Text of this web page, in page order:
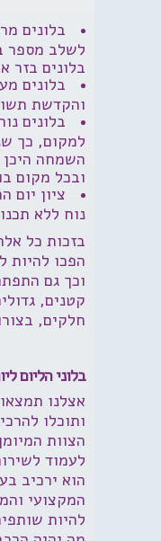
בלונים
לשלב מספר
בלונים בזר
בלונים
והקדשת
בלונים
למקום, כך
השמחה
ובכל מקום
ציון יום
נוח ללא
בזכות כל
הפכו להיות
וכך גם
קטנים,
חלקים,
בלוני הליום
אצלנו
ותוכלו
הצוות
לעמוד
הוא ירכיב
המקצועי
להיות